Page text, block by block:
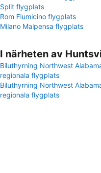
Split flygplats
Rom Fiumicino flygplats
Milano Malpensa flygplats
I närheten av
Biluthyrning Northwest
regionala flygplats
Biluthyrning Northwest
regionala flygplats